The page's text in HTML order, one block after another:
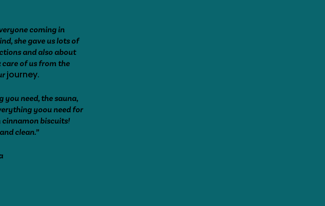
coming in
she gave us lots of
and also about
care of us from the
journey.
you need, the sauna,
yoou need for
biscuits!
clean.”